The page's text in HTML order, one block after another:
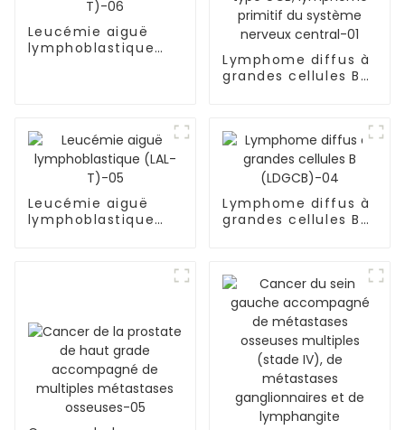
Leucémie aiguë
lymphoblastique
Lymphome diffus à
grandes cellules B
du système nerveux
central-01
Leucémie aiguë
lymphoblastique
Lymphome diffus à
grandes cellules B